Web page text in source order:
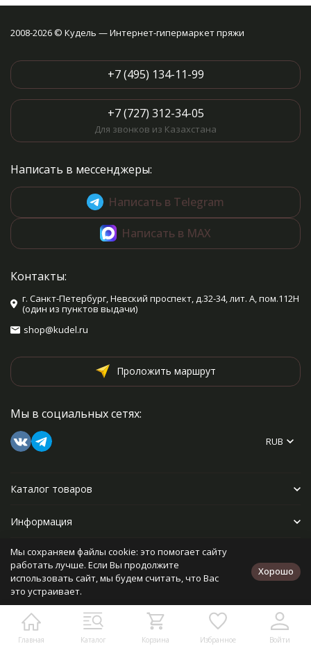
Главная Каталог Корзина Избранное Войти
2008-2026 © Кудель — Интернет-гипермаркет пряжи
+7 (495) 134-11-99
+7 (727) 312-34-05
Для звонков из Казахстана
Написать в мессенджеры:
Написать в Telegram
Написать в MAX
Контакты:
г. Санкт-Петербург, Невский проспект, д.32-34, лит. А, пом.112Н
(один из пунктов выдачи)
shop@kudel.ru
Проложить маршрут
Мы в социальных сетях:
RUB
Каталог товаров
Информация
Прочее
Политика персональных данных
Разработано в
bodysite.ru
Мы сохраняем файлы cookie: это помогает сайту
работать лучше. Если Вы продолжите
использовать сайт, мы будем считать, что Вас
это устраивает.
Хорошо